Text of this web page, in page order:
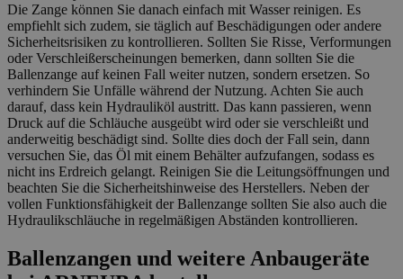
Die Zange können Sie danach einfach mit Wasser reinigen. Es
empfiehlt sich zudem, sie täglich auf Beschädigungen oder andere
Sicherheitsrisiken zu kontrollieren. Sollten Sie Risse, Verformungen
oder Verschleißerscheinungen bemerken, dann sollten Sie die
Ballenzange auf keinen Fall weiter nutzen, sondern ersetzen. So
verhindern Sie Unfälle während der Nutzung. Achten Sie auch
darauf, dass kein Hydrauliköl austritt. Das kann passieren, wenn
Druck auf die Schläuche ausgeübt wird oder sie verschleißt und
anderweitig beschädigt sind. Sollte dies doch der Fall sein, dann
versuchen Sie, das Öl mit einem Behälter aufzufangen, sodass es
nicht ins Erdreich gelangt. Reinigen Sie die Leitungsöffnungen und
beachten Sie die Sicherheitshinweise des Herstellers. Neben der
vollen Funktionsfähigkeit der Ballenzange sollten Sie also auch die
Hydraulikschläuche in regelmäßigen Abständen kontrollieren.
Ballenzangen und weitere Anbaugeräte